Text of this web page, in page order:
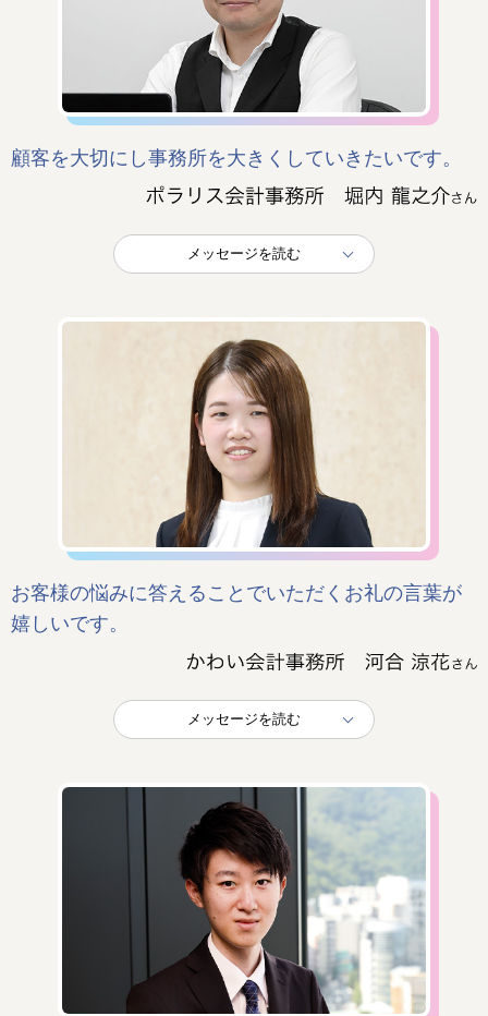
顧客を大切にし事務所を大きくしていきたいです。
メッセージを読む
お客様の悩みに答えることでいただくお礼の言葉が
嬉しいです。
メッセージを読む